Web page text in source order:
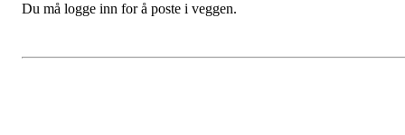
Du må logge inn for å poste i veggen.